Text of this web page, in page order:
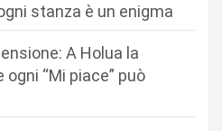
stanza è un enigma
A Holua la
ogni “Mi piace” può